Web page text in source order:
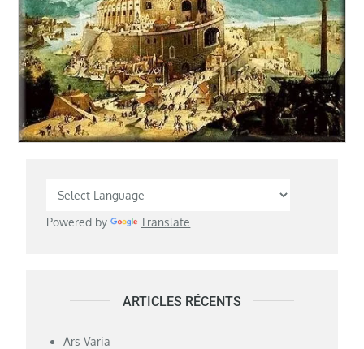
Powered by Translate
ARTICLES RÉCENTS
Ars Varia